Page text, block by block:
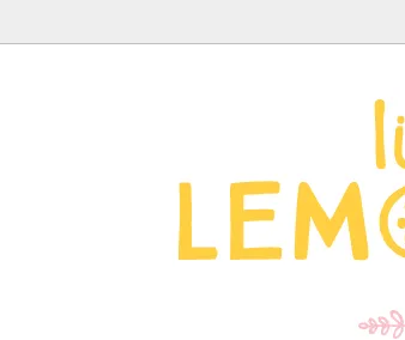
Apparel -アパレル-
サイズで探す
【夏アイテム特集】 2026
年最新！子ども用水着・浮
き輪 アイテム